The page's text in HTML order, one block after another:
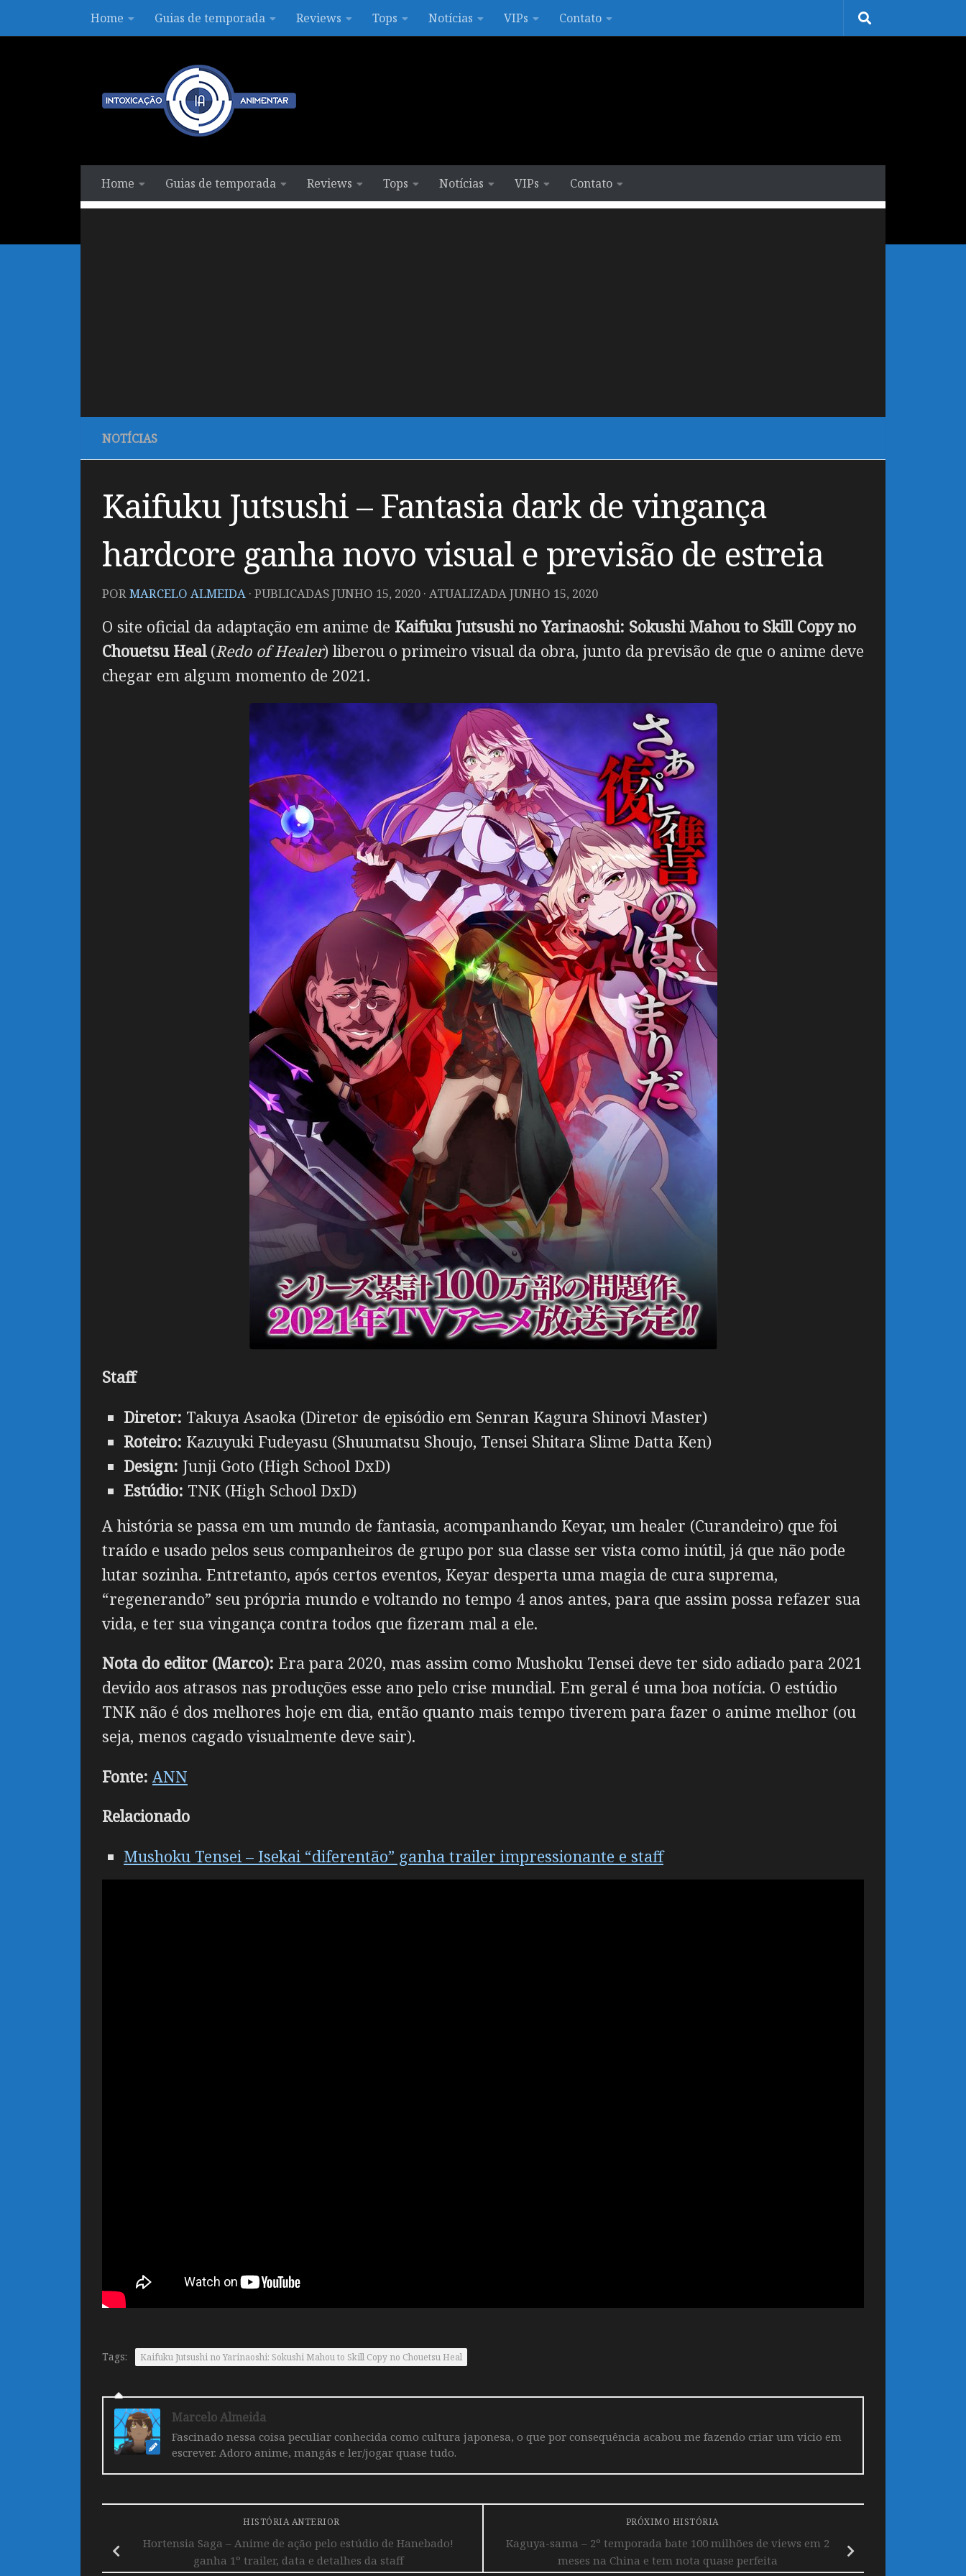
Skip to contentHome Guias de temporada Reviews Tops Notícias VIPs Contato
Home Guias de temporada Reviews Tops Notícias VIPs Contato
NOTÍCIAS
Kaifuku Jutsushi – Fantasia dark de vingança
hardcore ganha novo visual e previsão de estreia
PORMARCELO ALMEIDA · PUBLICADASJUNHO 15, 2020 · ATUALIZADAJUNHO 15, 2020
O site oficial da adaptação em anime de Kaifuku Jutsushi no Yarinaoshi: Sokushi Mahou to Skill Copy no
Chouetsu Heal(Redo of Healer) liberou o primeiro visual da obra, junto da previsão de que o anime deve
chegar em algum momento de 2021.
Staff
Diretor: Takuya Asaoka (Diretor de episódio em Senran Kagura Shinovi Master)
Roteiro: Kazuyuki Fudeyasu (Shuumatsu Shoujo, Tensei Shitara Slime Datta Ken)
Design: Junji Goto (High School DxD)
Estúdio: TNK (High School DxD)
A história se passa em um mundo de fantasia, acompanhando Keyar, um healer (Curandeiro) que foi
traído e usado pelos seus companheiros de grupo por sua classe ser vista como inútil, já que não pode
lutar sozinha. Entretanto, após certos eventos, Keyar desperta uma magia de cura suprema,
“regenerando” seu própria mundo e voltando no tempo 4 anos antes, para que assim possa refazer sua
vida, e ter sua vingança contra todos que fizeram mal a ele.
Nota do editor (Marco): Era para 2020, mas assim como Mushoku Tensei deve ter sido adiado para 2021
devido aos atrasos nas produções esse ano pelo crise mundial. Em geral é uma boa notícia. O estúdio
TNK não é dos melhores hoje em dia, então quanto mais tempo tiverem para fazer o anime melhor (ou
seja, menos cagado visualmente deve sair).
Fonte: ANN
Relacionado
Mushoku Tensei – Isekai “diferentão” ganha trailer impressionante e staff
Tags: Kaifuku Jutsushi no Yarinaoshi: Sokushi Mahou to Skill Copy no Chouetsu Heal
Marcelo Almeida
Fascinado nessa coisa peculiar conhecida como cultura japonesa, o que por consequência acabou me fazendo criar um vicio em
escrever. Adoro anime, mangás e ler/jogar quase tudo.
PRÓXIMO HISTÓRIA
Kaguya-sama – 2º temporada bate 100 milhões de views em 2
meses na China e tem nota quase perfeita
HISTÓRIA ANTERIOR
Hortensia Saga – Anime de ação pelo estúdio de Hanebado!
ganha 1º trailer, data e detalhes da staff